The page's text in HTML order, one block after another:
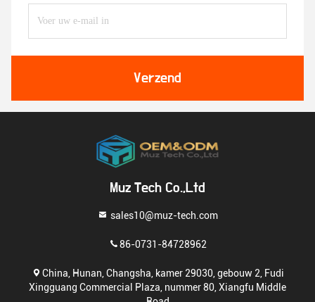
Verzend
Muz Tech Co.,Ltd
sales10@muz-tech.com
86-0731-84728962
China, Hunan, Changsha, kamer 29030, gebouw 2, Fudi
Xingguang Commercial Plaza, nummer 80, Xiangfu Middle